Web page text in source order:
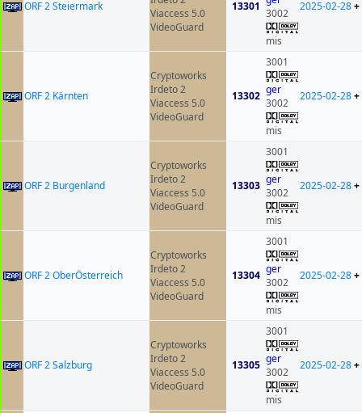
ORF 2 Steiermark
Viaccess 5.0
VideoGuard
13301
3002
mis
2025-02-28+
ORF 2 Kärnten
Cryptoworks
Irdeto 2
Viaccess 5.0
VideoGuard
13302
3001
ger
3002
mis
2025-02-28+
ORF 2 Burgenland
Cryptoworks
Irdeto 2
Viaccess 5.0
VideoGuard
13303
3001
ger
3002
mis
2025-02-28+
ORF 2 OberÖsterreich
Cryptoworks
Irdeto 2
Viaccess 5.0
VideoGuard
13304
3001
ger
3002
mis
2025-02-28+
ORF 2 Salzburg
Cryptoworks
Irdeto 2
Viaccess 5.0
VideoGuard
13305
3001
ger
3002
mis
2025-02-28+